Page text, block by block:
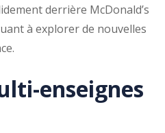
derrière McDonald’s
à explorer de nouvelles
enseignes